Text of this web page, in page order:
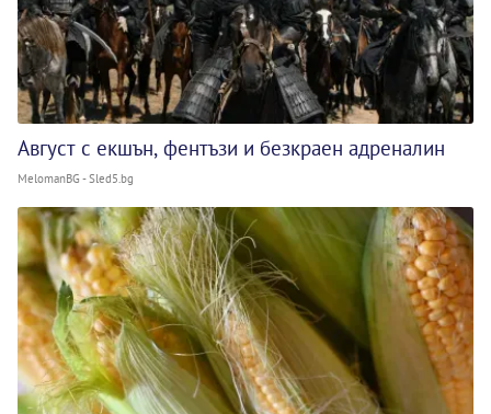
Август с екшън, фентъзи и безкраен адреналин
MelomanBG - Sled5.bg